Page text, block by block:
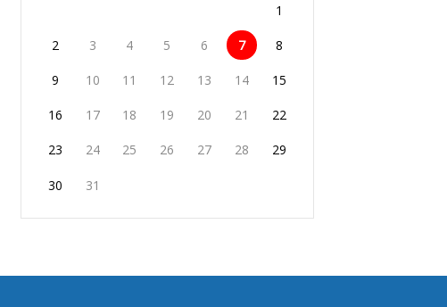
1
2 3 4 5 6 7 8
9 10 11 12 13 14 15
16 17 18 19 20 21 22
23 24 25 26 27 28 29
30 31